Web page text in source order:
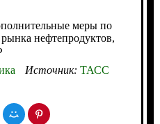
меры по
нефтепродуктов,
Источник: ТАСС